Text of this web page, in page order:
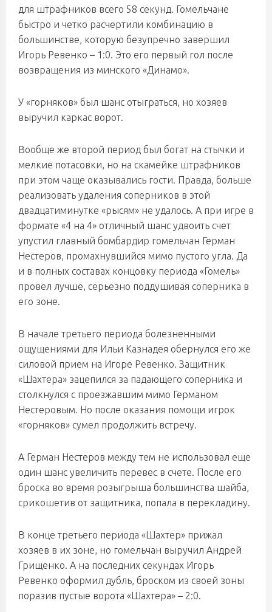
для штрафников всего 58 секунд. Гомельчане
быстро и четко расчертили комбинацию в
большинстве, которую безупречно завершил
Игорь Ревенко – 1:0. Это его первый гол после
возвращения из минского «Динамо».
У «горняков» был шанс отыграться, но хозяев
выручил каркас ворот.
Вообще же второй период был богат на стычки и
мелкие потасовки, но на скамейке штрафников
при этом чаще оказывались гости. Правда, больше
реализовать удаления соперников в этой
двадцатиминутке «рысям» не удалось. А при игре в
формате «4 на 4» отличный шанс удвоить счет
упустил главный бомбардир гомельчан Герман
Нестеров, промахнувшийся мимо пустого угла. Да
и в полных составах концовку периода «Гомель»
провел лучше, серьезно поддушивая соперника в
его зоне.
В начале третьего периода болезненными
ощущениями для Ильи Казнадея обернулся его же
силовой прием на Игоре Ревенко. Защитник
«Шахтера» зацепился за падающего соперника и
столкнулся с проезжавшим мимо Германом
Нестеровым. Но после оказания помощи игрок
«горняков» сумел продолжить встречу.
А Герман Нестеров между тем не использовал еще
один шанс увеличить перевес в счете. После его
броска во время розыгрыша большинства шайба,
срикошетив от защитника, попала в перекладину.
В конце третьего периода «Шахтер» прижал
хозяев в их зоне, но гомельчан выручил Андрей
Грищенко. А на последних секундах Игорь
Ревенко оформил дубль, броском из своей зоны
поразив пустые ворота «Шахтера» – 2:0.